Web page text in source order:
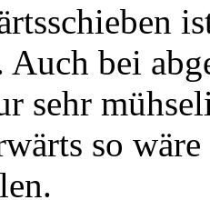
Auch bei
sehr
so